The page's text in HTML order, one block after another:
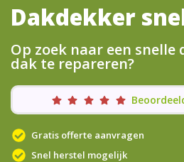
Dakdekker
Op zoek naar een
dak te repareren?
Gratis offerte aanvragen
Snel herstel mogelijk